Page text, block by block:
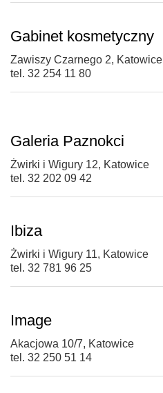
Gabinet kosmetyczny
Zawiszy Czarnego 2, Katowice
tel. 32 254 11 80
Galeria Paznokci
Żwirki i Wigury 12, Katowice
tel. 32 202 09 42
Ibiza
Żwirki i Wigury 11, Katowice
tel. 32 781 96 25
Image
Akacjowa 10/7, Katowice
tel. 32 250 51 14